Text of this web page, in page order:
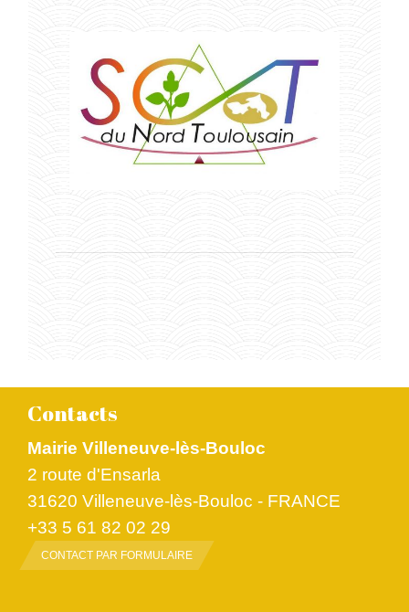
Contacts
Mairie Villeneuve-lès-Bouloc
2 route d'Ensarla
31620 Villeneuve-lès-Bouloc - FRANCE
+33 5 61 82 02 29
CONTACT PAR FORMULAIRE